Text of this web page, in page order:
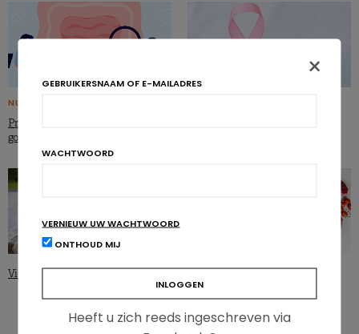
NUTRIGRAPHICS
Prikkelbaredarmsyndroom: de
goede gewoontes
Vis: af te raden wegens melanoom?
Vlees en kanker: een complexe
relatie
×
GEBRUIKERSNAAM OF E-MAILADRES
WACHTWOORD
VERNIEUW UW WACHTWOORD
ONTHOUD MIJ
Heeft u zich reeds ingeschreven via